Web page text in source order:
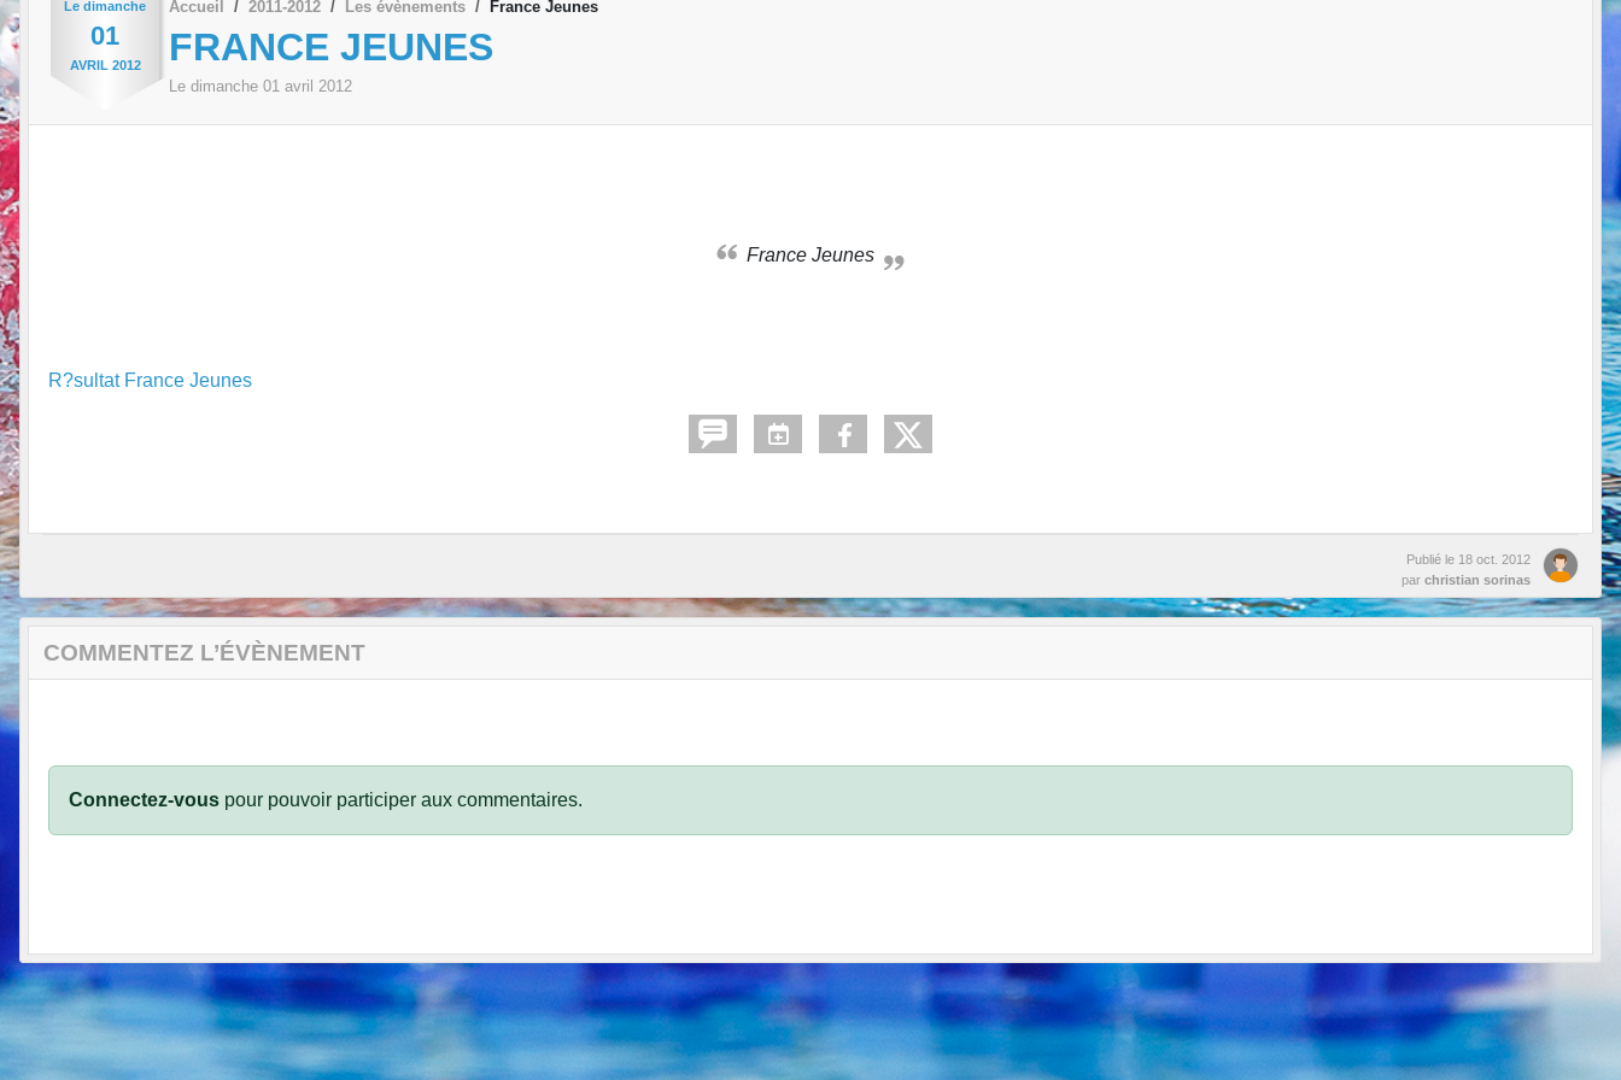
Le dimanche
01
AVRIL 2012
Accueil 2011-2012 Les évènements France Jeunes
FRANCE JEUNES
Le dimanche 01 avril 2012
France Jeunes
R?sultat France Jeunes
Publié le 18 oct. 2012
par christian sorinas
COMMENTEZ L’ÉVÈNEMENT
Connectez-vous pour pouvoir participer aux commentaires.